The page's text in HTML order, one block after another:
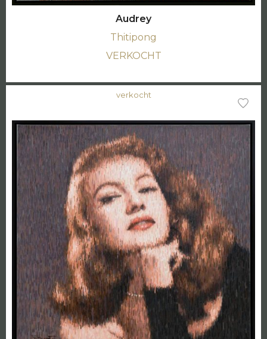
Audrey
Thitipong
VERKOCHT
verkocht